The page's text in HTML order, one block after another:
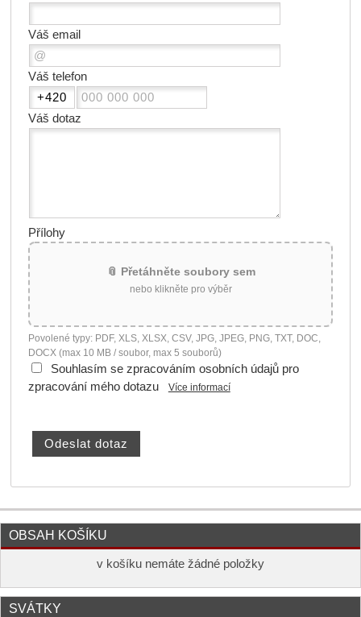
Váš email
Váš telefon
Váš dotaz
Přílohy
📎 Přetáhněte soubory sem
nebo klikněte pro výběr
Povolené typy: PDF, XLS, XLSX, CSV, JPG, JPEG, PNG, TXT, DOC,
DOCX (max 10 MB / soubor, max 5 souborů)
Souhlasím se zpracováním osobních údajů pro
zpracování mého dotazu
Více informací
OBSAH KOŠÍKU
v košíku nemáte žádné položky
SVÁTKY